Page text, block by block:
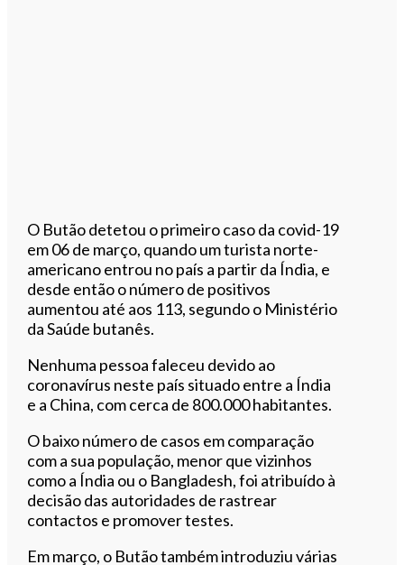
O Butão detetou o primeiro caso da covid-19
em 06 de março, quando um turista norte-
americano entrou no país a partir da Índia, e
desde então o número de positivos
aumentou até aos 113, segundo o Ministério
da Saúde butanês.
Nenhuma pessoa faleceu devido ao
coronavírus neste país situado entre a Índia
e a China, com cerca de 800.000 habitantes.
O baixo número de casos em comparação
com a sua população, menor que vizinhos
como a Índia ou o Bangladesh, foi atribuído à
decisão das autoridades de rastrear
contactos e promover testes.
Em março, o Butão também introduziu várias